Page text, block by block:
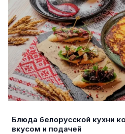
Блюда белорусской кухни
вкусом и подачей